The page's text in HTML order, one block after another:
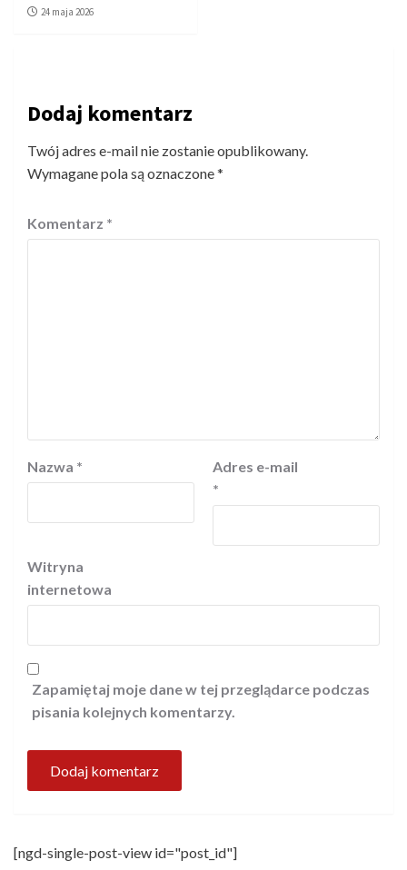
24 maja 2026
Dodaj komentarz
Twój adres e-mail nie zostanie opublikowany.
Wymagane pola są oznaczone*
Komentarz *
Nazwa *
Adres e-mail
*
Witryna
internetowa
Zapamiętaj moje dane w tej przeglądarce podczas
pisania kolejnych komentarzy.
[ngd-single-post-view id="post_id"]